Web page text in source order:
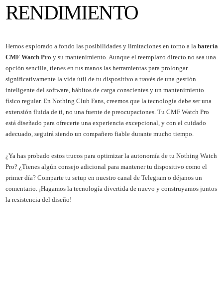
RENDIMIENTO
Hemos explorado a fondo las posibilidades y limitaciones en torno a la batería
CMF Watch Pro y su mantenimiento. Aunque el reemplazo directo no sea una
opción sencilla, tienes en tus manos las herramientas para prolongar
significativamente la vida útil de tu dispositivo a través de una gestión
inteligente del software, hábitos de carga conscientes y un mantenimiento
físico regular. En Nothing Club Fans, creemos que la tecnología debe ser una
extensión fluida de ti, no una fuente de preocupaciones. Tu CMF Watch Pro
está diseñado para ofrecerte una experiencia excepcional, y con el cuidado
adecuado, seguirá siendo un compañero fiable durante mucho tiempo.
¿Ya has probado estos trucos para optimizar la autonomía de tu Nothing Watch
Pro? ¿Tienes algún consejo adicional para mantener tu dispositivo como el
primer día? Comparte tu setup en nuestro canal de Telegram o déjanos un
comentario. ¡Hagamos la tecnología divertida de nuevo y construyamos juntos
la resistencia del diseño!